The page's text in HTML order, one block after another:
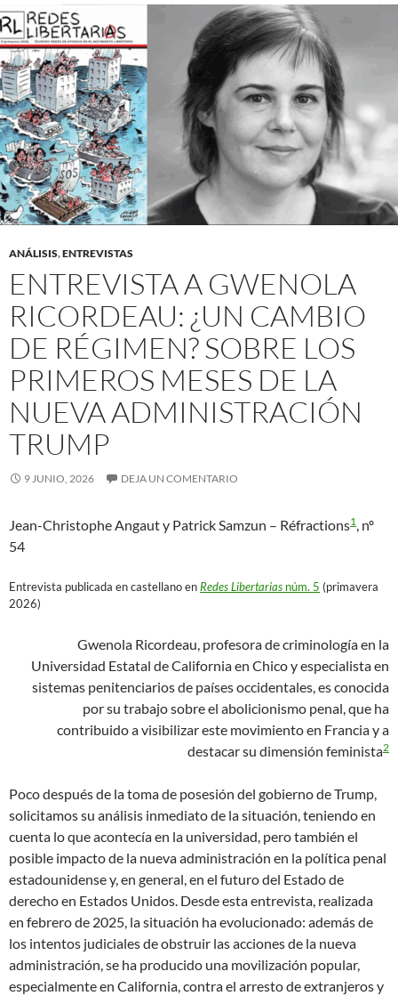
ANÁLISIS,ENTREVISTAS
ENTREVISTA A GWENOLA
RICORDEAU: ¿UN CAMBIO
DE RÉGIMEN? SOBRE LOS
PRIMEROS MESES DE LA
NUEVA ADMINISTRACIÓN
TRUMP
9 JUNIO, 2026 DEJA UN COMENTARIO
Jean-Christophe Angaut y Patrick Samzun – Réfractions1, nº
54
Entrevista publicada en castellano enRedes Libertarias núm. 5 (primavera
2026)
Gwenola Ricordeau, profesora de criminología en la
Universidad Estatal de California en Chico y especialista en
sistemas penitenciarios de países occidentales, es conocida
por su trabajo sobre el abolicionismo penal, que ha
contribuido a visibilizar este movimiento en Francia y a
destacar su dimensión feminista2
Poco después de la toma de posesión del gobierno de Trump,
solicitamos su análisis inmediato de la situación, teniendo en
cuenta lo que acontecía en la universidad, pero también el
posible impacto de la nueva administración en la política penal
estadounidense y, en general, en el futuro del Estado de
derecho en Estados Unidos. Desde esta entrevista, realizada
en febrero de 2025, la situación ha evolucionado: además de
los intentos judiciales de obstruir las acciones de la nueva
administración, se ha producido una movilización popular,
especialmente en California, contra el arresto de extranjeros y